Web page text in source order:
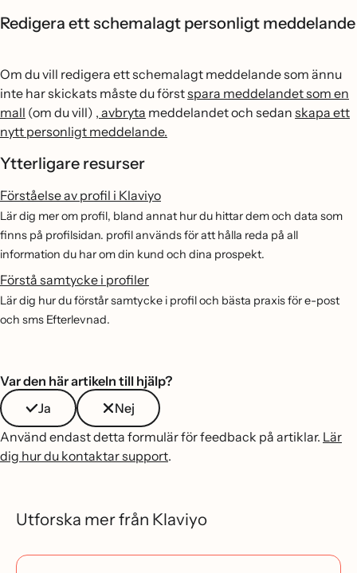
Redigera ett schemalagt personligt meddelande
Om du vill redigera ett schemalagt meddelande som ännu
inte har skickats måste du förstspara meddelandet som en
mall (om du vill) , avbryta meddelandet och sedan skapa ett
nytt personligt meddelande.
Ytterligare resurser
Förståelse av profil i Klaviyo
Lär dig mer om profil, bland annat hur du hittar dem och data som
finns på profilsidan. profil används för att hålla reda på all
information du har om din kund och dina prospekt.
Förstå samtycke i profiler
Lär dig hur du förstår samtycke i profil och bästa praxis för e-post
och sms Efterlevnad.
Var den här artikeln till hjälp?
Ja
Nej
Använd endast detta formulär för feedback på artiklar. Lär
dig hur du kontaktar support.
Utforska mer från Klaviyo